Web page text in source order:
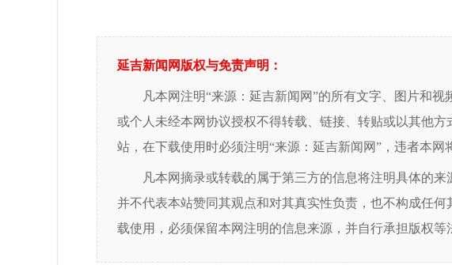
延吉新闻网版权与免责声明：
凡本网注明“来源：延吉新闻网”的所有文字、图片和
或个人未经本网协议授权不得转载、链接、转贴或以其他
站，在下载使用时必须注明“来源：延吉新闻网”，违者本网
凡本网摘录或转载的属于第三方的信息将注明具体的
并不代表本站赞同其观点和对其真实性负责，也不构成任
载使用，必须保留本网注明的信息来源，并自行承担版权等